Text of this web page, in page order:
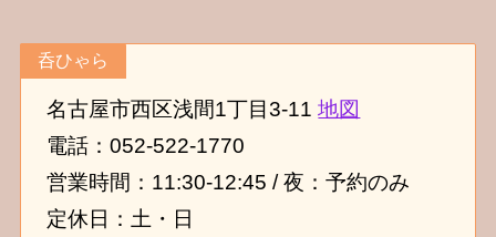
呑ひゃら
名古屋市西区浅間1丁目3-11地図
電話：052-522-1770
営業時間：11:30-12:45 / 夜：予約のみ
定休日：土・日